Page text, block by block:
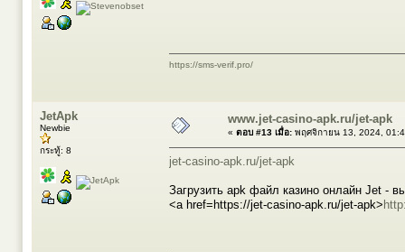
https://sms-verif.pro/
JetApk
Newbie
กระทู้: 8
www.jet-casino-apk.ru/jet-apk
« ตอบ #13 เมื่อ: พฤศจิกายน 13, 2024,
jet-casino-apk.ru/jet-apk
Загрузить apk файл казино онлайн Jet -
<a href=https://jet-casino-apk.ru/jet-apk>